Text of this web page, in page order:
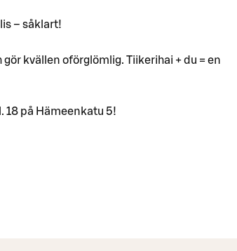
– såklart!
kvällen oförglömlig. Tiikerihai + du = en
18 på Hämeenkatu 5!